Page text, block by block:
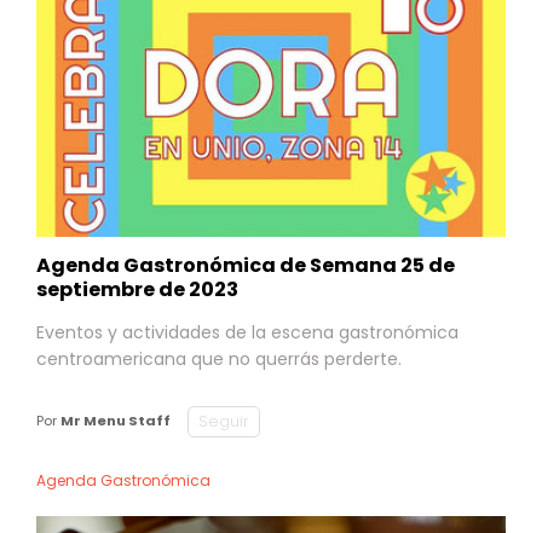
Agenda Gastronómica de Semana 25 de
septiembre de 2023
Eventos y actividades de la escena gastronómica
centroamericana que no querrás perderte.
Por Mr Menu Staff Seguir
Agenda Gastronómica